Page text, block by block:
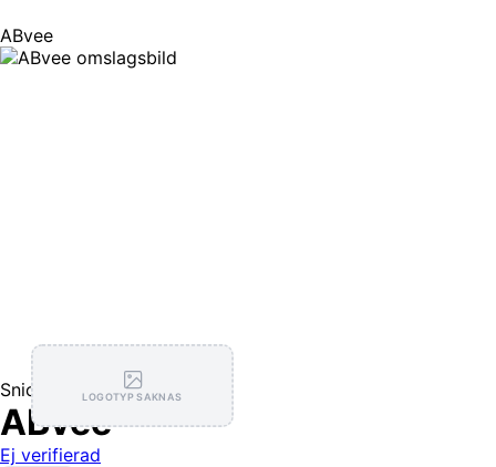
ABvee
LOGOTYP SAKNAS
Snickare
ABvee
Ej verifierad